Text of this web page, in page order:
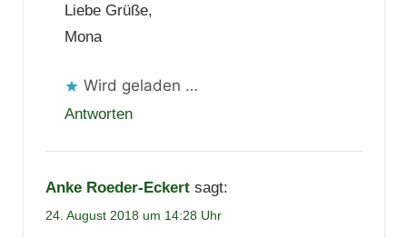
Liebe Grüße,
Mona
Wird geladen …
Antworten
Anke Roeder-Eckert sagt:
24. August 2018 um 14:28 Uhr